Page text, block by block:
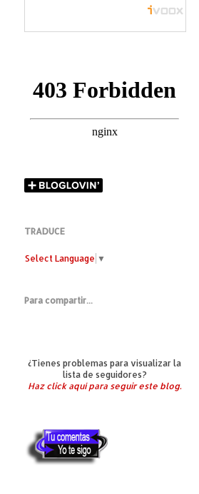
TRADUCE
Select Language ▼
Para compartir...
¿Tienes problemas para visualizar la
lista de seguidores?
Haz click aquí para seguir este blog.